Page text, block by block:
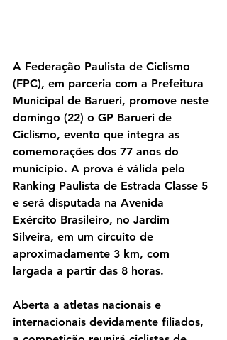
A Federação Paulista de Ciclismo
(FPC), em parceria com a Prefeitura
Municipal de Barueri, promove neste
domingo (22) o GP Barueri de
Ciclismo, evento que integra as
comemorações dos 77 anos do
município. A prova é válida pelo
Ranking Paulista de Estrada Classe 5
e será disputada na Avenida
Exército Brasileiro, no Jardim
Silveira, em um circuito de
aproximadamente 3 km, com
largada a partir das 8 horas.
Aberta a atletas nacionais e
internacionais devidamente filiados,